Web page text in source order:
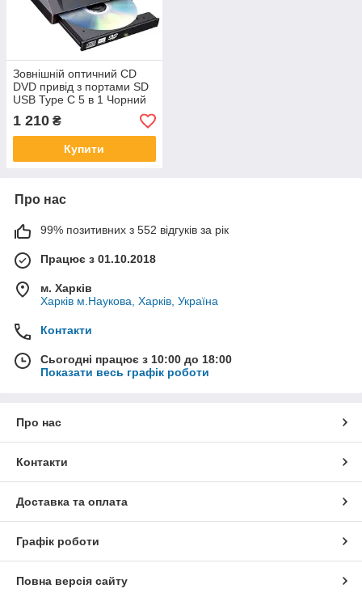
Зовнішній оптичний CD
DVD привід з портами SD
USB Type C 5 в 1 Чорний
1 210 ₴
Купити
Про нас
99% позитивних з 552 відгуків за рік
Працює з 01.10.2018
м. Харків
Харків м.Наукова, Харків, Україна
Контакти
Сьогодні працює з 10:00 до 18:00
Показати весь графік роботи
Про нас
Контакти
Доставка та оплата
Графік роботи
Повна версія сайту